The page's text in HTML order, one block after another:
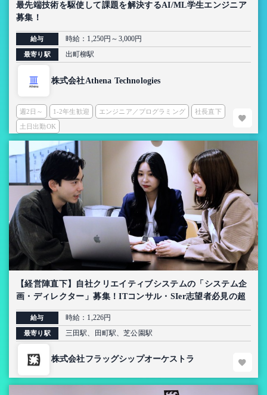
最先端技術を駆使して課題を解決するAI/ML学生エンジニア
募集！
給与 時給：1,250円～3,000円
最寄り駅 出町柳駅
株式会社Athena Technologies
週2日～ 1-2年生歓迎 エンジニア／プログラミング 社長直下
土日出勤OK
【経営陣直下】自社クリエイティブシステムの「システム企
画・ディレクター」募集！ITコンサル・SIer志望者必見の超
上流インターン【AI導入プロジェクト】
給与 時給：1,226円
最寄り駅 三田駅、田町駅、芝公園駅
株式会社フラッグシップオーケストラ